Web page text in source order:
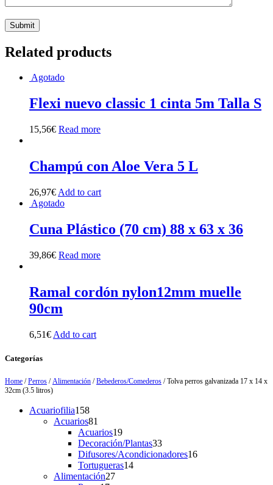
Related products
Agotado
Flexi nuevo classic 1 cinta 5m Talla S
15,56€ Read more
Champú con Aloe Vera 5 L
26,97€ Add to cart
Agotado
Cuna Plástico (70 cm) 88 x 63 x 36
39,86€ Read more
Ramal cordón nylon12mm muelle
90cm
6,51€ Add to cart
Categorías
Home /Perros /Alimentación /Bebederos/Comederos / Tolva perros galvanizada 17 x 14 x
32cm (3.5 litros)
Acuariofilia158158
products
Acuarios81
products
Acuarios1919
products
Decoración/Plantas3333
products
Difusores/Acondicionadores1616
Tortugueras1414
Alimentación2727